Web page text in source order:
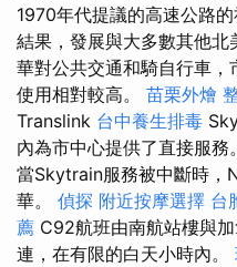
1970年代提議的高速公路的
結果，發展與大多數其他
華對公共交通和騎自行車
使用相對較高。 苗栗外燴
Translink 台中養生排毒
內為市中心提供了直接服務
當Skytrain服務被中斷時，
華。 偵探 附近按摩選擇 台
薦 C92航班由南航站樓與
連，在有限的白天小時內。